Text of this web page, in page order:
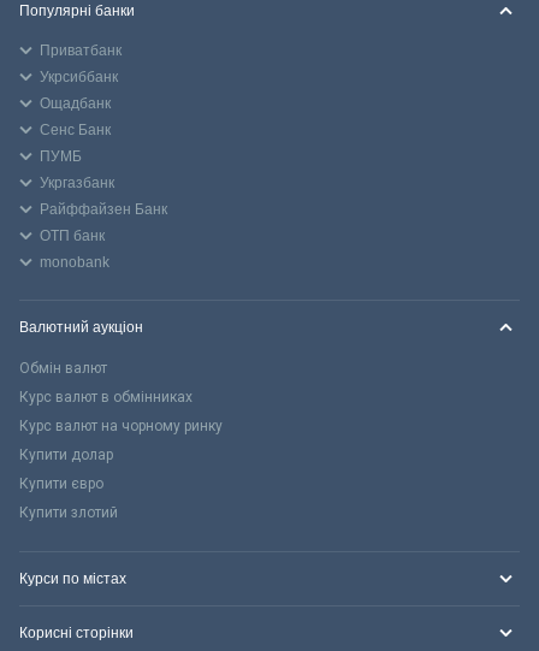
Популярні банки
Приватбанк
Укрсиббанк
Ощадбанк
Сенс Банк
ПУМБ
Укргазбанк
Райффайзен Банк
ОТП банк
monobank
Валютний аукціон
Обмін валют
Курс валют в обмінниках
Курс валют на чорному ринку
Купити долар
Купити євро
Купити злотий
Курси по містах
Корисні сторінки